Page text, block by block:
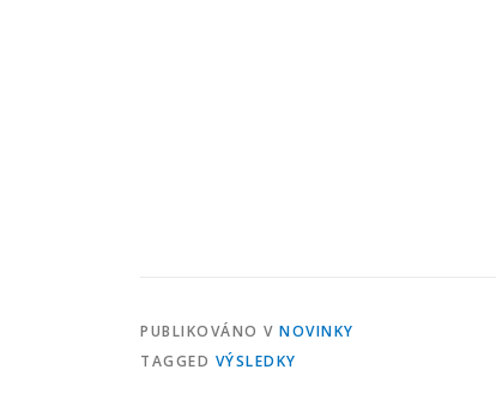
PUBLIKOVÁNO V NOVINKY
TAGGED VÝSLEDKY